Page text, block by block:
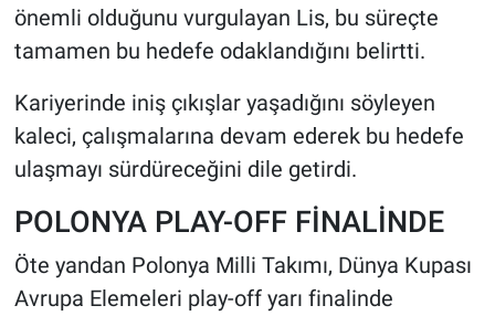
önemli olduğunu vurgulayan Lis, bu süreçte
tamamen bu hedefe odaklandığını belirtti.
Kariyerinde iniş çıkışlar yaşadığını söyleyen
kaleci, çalışmalarına devam ederek bu hedefe
ulaşmayı sürdüreceğini dile getirdi.
POLONYA PLAY-OFF FİNALİNDE
Öte yandan Polonya Milli Takımı, Dünya Kupası
Avrupa Elemeleri play-off yarı finalinde